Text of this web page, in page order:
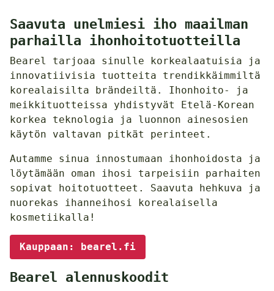
Saavuta unelmiesi iho maailman
parhailla ihonhoitotuotteilla
Bearel tarjoaa sinulle korkealaatuisia ja
innovatiivisia tuotteita trendikkäimmiltä
korealaisilta brändeiltä. Ihonhoito- ja
meikkituotteissa yhdistyvät Etelä-Korean
korkea teknologia ja luonnon ainesosien
käytön valtavan pitkät perinteet.
Autamme sinua innostumaan ihonhoidosta ja
löytämään oman ihosi tarpeisiin parhaiten
sopivat hoitotuotteet. Saavuta hehkuva ja
nuorekas ihanneihosi korealaisella
kosmetiikalla!
Kauppaan: bearel.fi
Bearel alennuskoodit